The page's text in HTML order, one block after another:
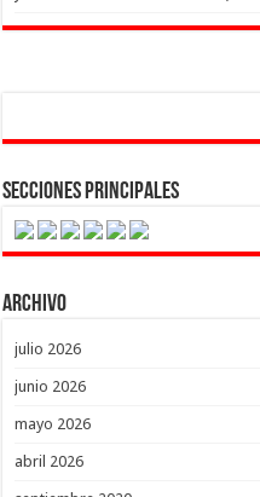
Secciones Principales
Archivo
julio 2026
junio 2026
mayo 2026
abril 2026